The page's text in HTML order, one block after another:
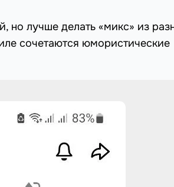
но лучше делать «микс» из
сочетаются юмористические